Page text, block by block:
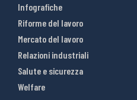
Infografiche
Riforme del lavoro
Mercato del lavoro
Relazioni industriali
Salute e sicurezza
Welfare